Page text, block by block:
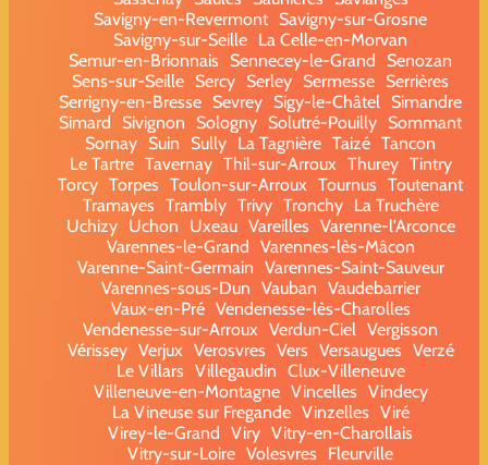
Savigny-en-Revermont Savigny-sur-Grosne
Savigny-sur-Seille La Celle-en-Morvan
Semur-en-Brionnais
Sennecey-le-Grand
Senozan
Sens-sur-Seille Sercy Serley Sermesse Serrières
Serrigny-en-Bresse Sevrey Sigy-le-Châtel
Simandre
Simard
Sivignon Sologny Solutré-Pouilly Sommant
Sornay Suin Sully La Tagnière Taizé Tancon
Le Tartre Tavernay Thil-sur-Arroux Thurey Tintry
Torcy Torpes Toulon-sur-Arroux Tournus Toutenant
Tramayes Trambly Trivy Tronchy
La Truchère
Uchizy
Uchon Uxeau Vareilles Varenne-l'Arconce
Varennes-le-Grand Varennes-lès-Mâcon
Varenne-Saint-Germain Varennes-Saint-Sauveur
Varennes-sous-Dun Vauban Vaudebarrier
Vaux-en-Pré Vendenesse-lès-Charolles
Vendenesse-sur-Arroux Verdun-Ciel Vergisson
Vérissey Verjux Verosvres Vers Versaugues Verzé
Le Villars Villegaudin Clux-Villeneuve
Villeneuve-en-Montagne Vincelles Vindecy
La Vineuse sur Fregande Vinzelles Viré
Virey-le-Grand Viry Vitry-en-Charollais
Vitry-sur-Loire Volesvres Fleurville